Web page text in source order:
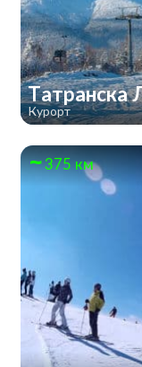
Татранска
Курорт
375 км